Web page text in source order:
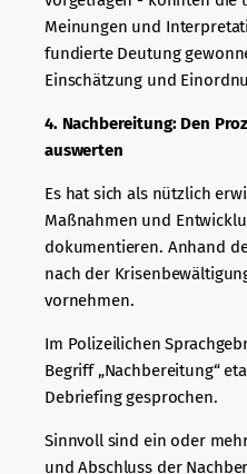
Meinungen und
fundierte Deutung
Einschätzung und
4. Nachbereitung: Den
auswerten
Es hat sich als nützlich
Maßnahmen und
dokumentieren. Anhand
nach der
vornehmen.
Im Polizeilichen
Begriff „Nachbereitung“
Debriefing gesprochen.
Sinnvoll sind ein oder
und Abschluss der